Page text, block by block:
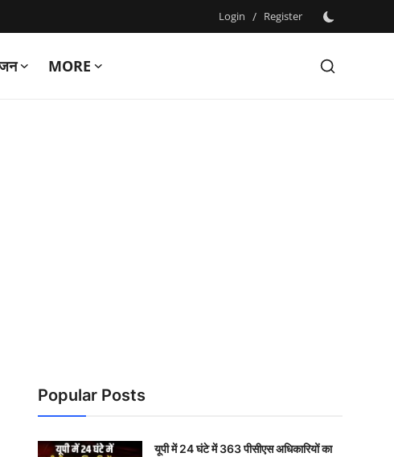
Login / Register
MORE
Popular Posts
यूपी में 24 घंटे में 363 पीसीएस अधिकारियों का